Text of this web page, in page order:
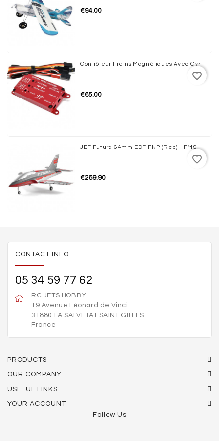
€94.00
Contrôleur Freins Magnétiques Avec Gyro JP HOBBY
€65.00
favorite_border
JET Futura 64mm EDF PNP (Red) - FMS
€269.90
favorite_border
CONTACT INFO
05 34 59 77 62
RC JETS HOBBY
19 Avenue Léonard de Vinci
31880 LA SALVETAT SAINT GILLES
France
PRODUCTS
OUR COMPANY
USEFUL LINKS
YOUR ACCOUNT
Follow Us